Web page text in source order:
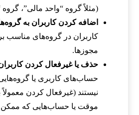
(مثلاً گروه “واحد مالی”،
اضافه کردن کاربران به
کاربران در گروه‌های مناسب
مجوزها.
حذف یا غیرفعال کردن
حساب‌های کاربری یا گروه‌هایی
نیستند (غیرفعال کردن معمولاً
موقت یا حساب‌هایی که ممکن